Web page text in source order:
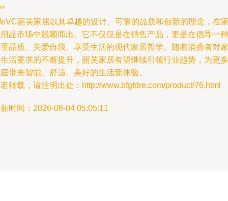
丽芙家居以其卓越的设计、可靠的品质和创新的理念，在
品市场中脱颖而出。它不仅仅是在销售产品，更是在倡导一种
品质、关爱自我、享受生活的现代家居哲学。随着消费者对家
活要求的不断提升，丽芙家居有望继续引领行业趋势，为更多
带来智能、舒适、美好的生活新体验。
转载，请注明出处：http://www.bfgfdre.com/product/76.html
时间：2026-08-04 05:05:11